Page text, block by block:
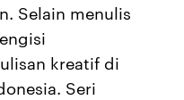
Selain menulis
kreatif di
Seri